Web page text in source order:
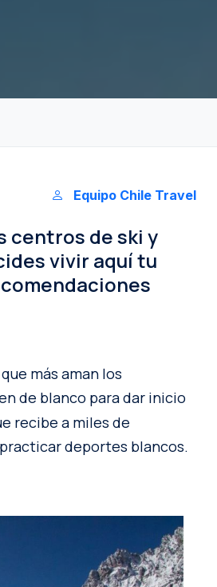
Equipo Chile Travel
centros de ski y
vivir aquí tu
más aman los
de blanco para dar inicio
recibe a miles de
deportes blancos.